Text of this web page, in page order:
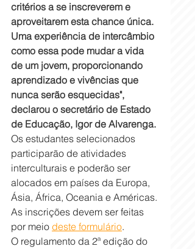
critérios a se inscreverem e
aproveitarem esta chance única.
Uma experiência de intercâmbio
como essa pode mudar a vida
de um jovem, proporcionando
aprendizado e vivências que
nunca serão esquecidas",
declarou o secretário de Estado
de Educação, Igor de Alvarenga.
Os estudantes selecionados
participarão de atividades
interculturais e poderão ser
alocados em países da Europa,
Ásia, África, Oceania e Américas.
As inscrições devem ser feitas
por meio deste formulário.
O regulamento da 2ª edição do